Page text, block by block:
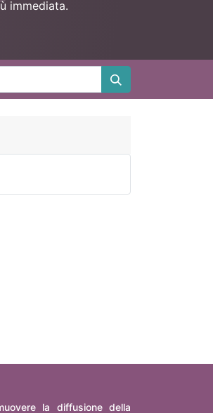
immediata.
la diffusione della